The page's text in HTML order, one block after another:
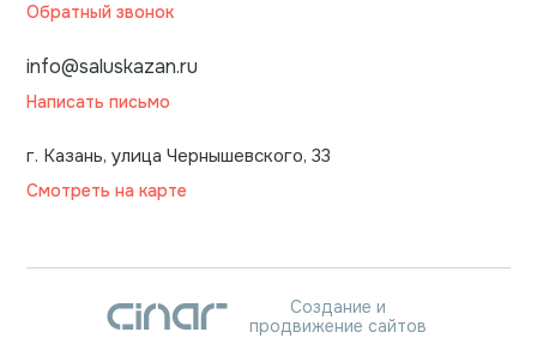
Обратный звонок
info@saluskazan.ru
Написать письмо
г. Казань, улица Чернышевского, 33
Смотреть на карте
Создание и
продвижение сайтов